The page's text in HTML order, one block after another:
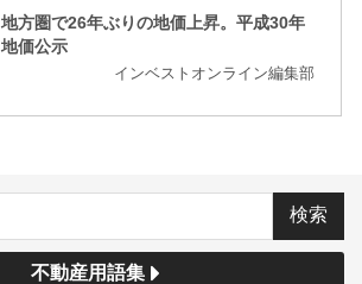
地方圏で26年ぶりの地価上昇。平成30年
地価公示
インベストオンライン編集部
不動産用語集